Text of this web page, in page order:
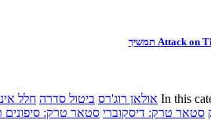
העונה האחרונה של Attack on Titan תמשיך
In this אולאן רוג'רס ביטול סדרה חלל
סטאר טרק: דיסקוברי סטאר טרק: סיפונים